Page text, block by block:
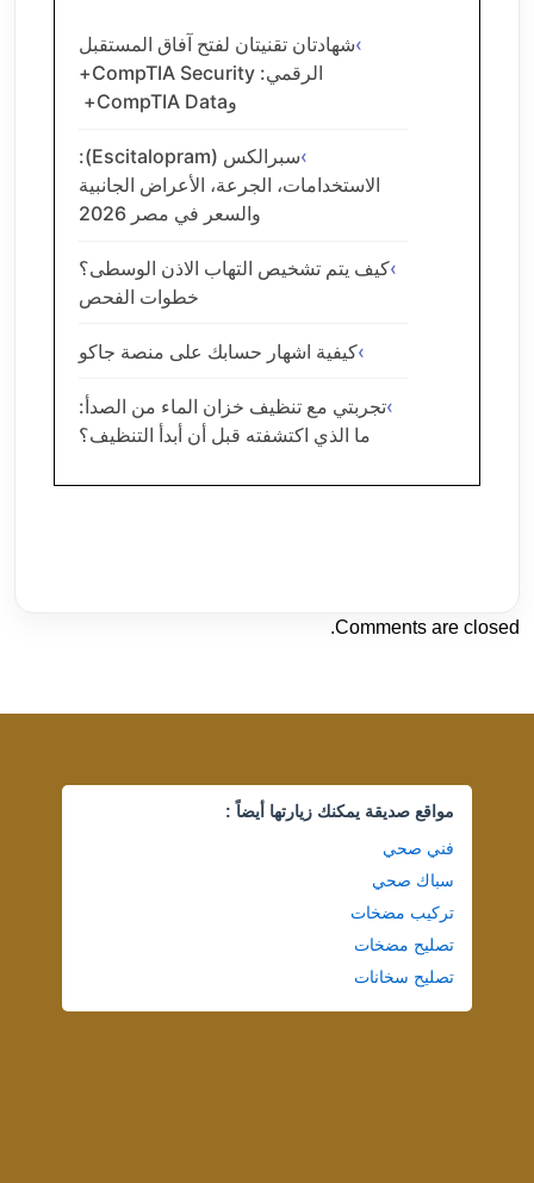
شهادتان تقنيتان لفتح آفاق المستقبل
الرقمي: CompTIA Security+
وCompTIA Data+
سبرالكس (Escitalopram):
الاستخدامات، الجرعة، الأعراض الجانبية
والسعر في مصر 2026
كيف يتم تشخيص التهاب الاذن الوسطى؟
خطوات الفحص
كيفية اشهار حسابك على منصة جاكو
تجربتي مع تنظيف خزان الماء من الصدأ:
ما الذي اكتشفته قبل أن أبدأ التنظيف؟
Comments are closed.
مواقع صديقة يمكنك زيارتها أيضاً :
فني صحي
سباك صحي
تركيب مضخات
تصليح مضخات
تصليح سخانات